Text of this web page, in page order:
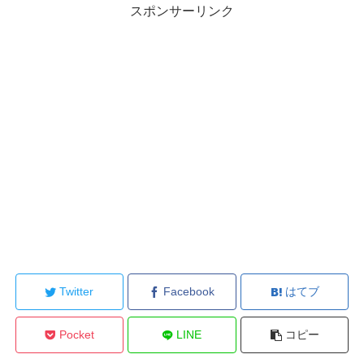
スポンサーリンク
Twitter Facebook はてブ
Pocket LINE コピー